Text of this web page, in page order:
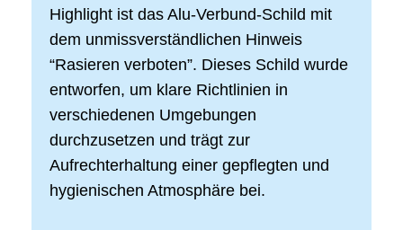
Highlight ist das Alu-Verbund-Schild mit
dem unmissverständlichen Hinweis
“Rasieren verboten”. Dieses Schild wurde
entworfen, um klare Richtlinien in
verschiedenen Umgebungen
durchzusetzen und trägt zur
Aufrechterhaltung einer gepflegten und
hygienischen Atmosphäre bei.